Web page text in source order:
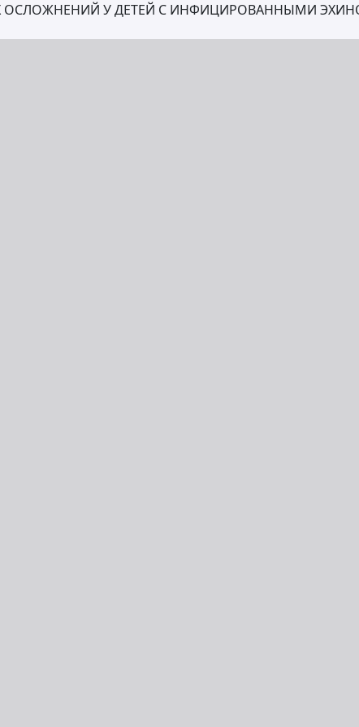
У ДЕТЕЙ С ИНФИЦИРОВАННЫМИ